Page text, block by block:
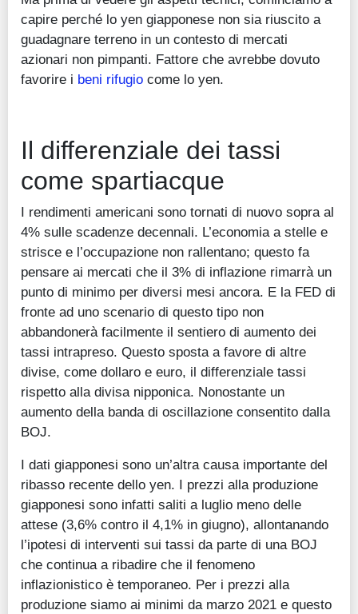
capire perché lo yen giapponese non sia riuscito a
guadagnare terreno in un contesto di mercati
azionari non pimpanti. Fattore che avrebbe dovuto
favorire i beni rifugio come lo yen.
Il differenziale dei tassi
come spartiacque
I rendimenti americani sono tornati di nuovo sopra al
4% sulle scadenze decennali. L’economia a stelle e
strisce e l’occupazione non rallentano; questo fa
pensare ai mercati che il 3% di inflazione rimarrà un
punto di minimo per diversi mesi ancora. E la FED di
fronte ad uno scenario di questo tipo non
abbandonerà facilmente il sentiero di aumento dei
tassi intrapreso. Questo sposta a favore di altre
divise, come dollaro e euro, il differenziale tassi
rispetto alla divisa nipponica. Nonostante un
aumento della banda di oscillazione consentito dalla
BOJ.
I dati giapponesi sono un’altra causa importante del
ribasso recente dello yen. I prezzi alla produzione
giapponesi sono infatti saliti a luglio meno delle
attese (3,6% contro il 4,1% in giugno), allontanando
l’ipotesi di interventi sui tassi da parte di una BOJ
che continua a ribadire che il fenomeno
inflazionistico è temporaneo. Per i prezzi alla
produzione siamo ai minimi da marzo 2021 e questo